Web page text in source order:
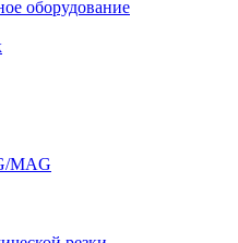
оборудование
MAG